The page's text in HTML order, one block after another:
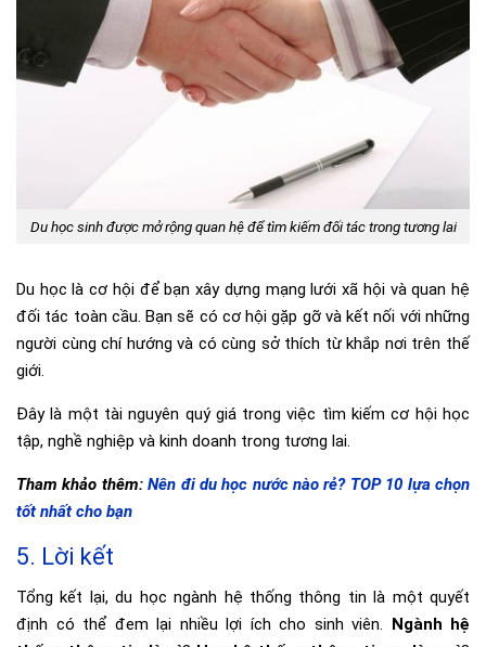
Du học sinh được mở rộng quan hệ để tìm kiếm đối tác trong tương lai
Du học là cơ hội để bạn xây dựng mạng lưới xã hội và quan hệ
đối tác toàn cầu. Bạn sẽ có cơ hội gặp gỡ và kết nối với những
người cùng chí hướng và có cùng sở thích từ khắp nơi trên thế
giới.
Đây là một tài nguyên quý giá trong việc tìm kiếm cơ hội học
tập, nghề nghiệp và kinh doanh trong tương lai.
Tham khảo thêm:Nên đi du học nước nào rẻ? TOP 10 lựa chọn
tốt nhất cho bạn
5. Lời kết
Tổng kết lại, du học ngành hệ thống thông tin là một quyết
định có thể đem lại nhiều lợi ích cho sinh viên. Ngành hệ